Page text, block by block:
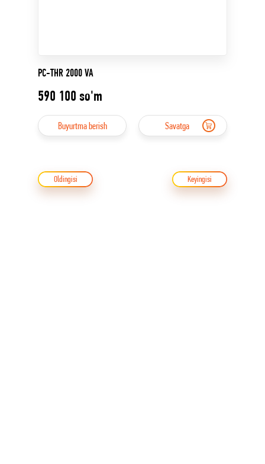
PC-THR 2000 VA
590 100 so'm
Buyurtma berish Savatga
Oldingisi Keyingisi